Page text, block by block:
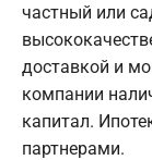
частный или
доставкой и
компании
капитал.
партнерами.